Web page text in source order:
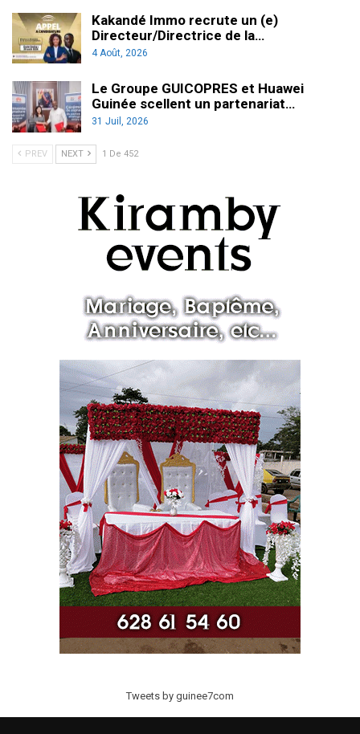
Kakandé Immo recrute un (e)
Directeur/Directrice de la…
4 Août, 2026
Le Groupe GUICOPRES et Huawei
Guinée scellent un partenariat…
31 Juil, 2026
PREV NEXT 1 De 452
Tweets by guinee7com